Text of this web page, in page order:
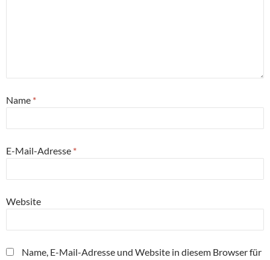
Name *
E-Mail-Adresse *
Website
Name, E-Mail-Adresse und Website in diesem Browser für